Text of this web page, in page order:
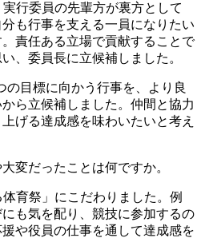
行委員の先輩方が裏方として
も行事を支える一員になりたい
責任ある立場で貢献することで
、委員長に立候補しました。
の目標に向かう行事を、より良
ら立候補しました。仲間と協力
げる達成感を味わいたいと考え
変だったことは何ですか。
体育祭」にこだわりました。例
も気を配り、競技に参加するの
や役員の仕事を通して達成感を